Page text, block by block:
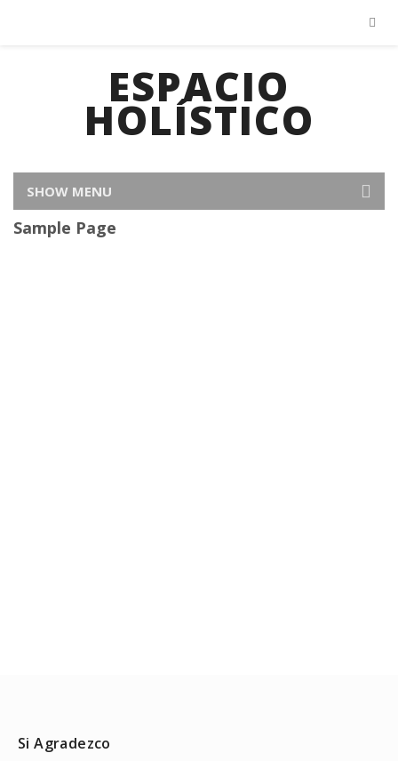
ESPACIO
HOLÍSTICO
SHOW MENU
Sample Page
Si Agradezco